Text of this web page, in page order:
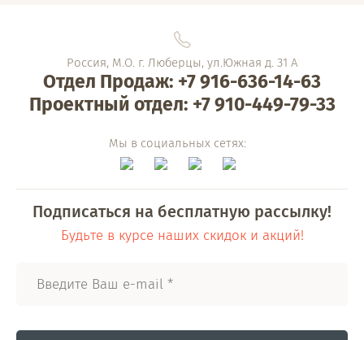
Россия, М.О. г. Люберцы, ул.Южная д. 31 А
Отдел Продаж: +7 916-636-14-63
Проектный отдел: +7 910-449-79-33
Мы в социальных сетях:
Подписаться на бесплатную рассылку!
Будьте в курсе наших скидок и акций!